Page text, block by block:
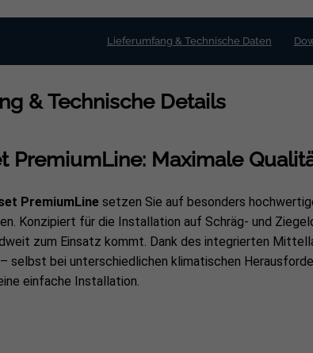
Lieferumfang & Technische Daten
& Technische Details
PremiumLine: Maximale
PremiumLine setzen Sie auf besonders
Konzipiert für die Installation auf Schräg- und
zum Einsatz kommt. Dank des integrierten
selbst bei unterschiedlichen klimatischen
einfache Installation.